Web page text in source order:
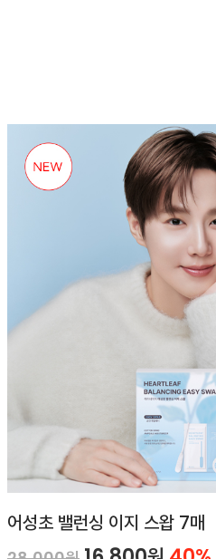
어성초 밸런싱 이지 스왑 7매